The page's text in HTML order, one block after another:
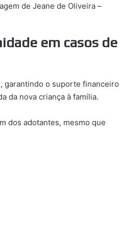
de Jeane de Oliveira –
em casos de
garantindo o suporte financeiro
da nova criança à família.
dos adotantes, mesmo que